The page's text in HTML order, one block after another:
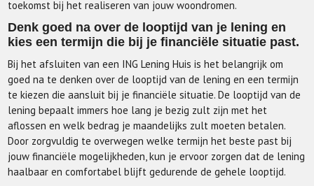
toekomst bij het realiseren van jouw woondromen.
Denk goed na over de looptijd van je lening en
kies een termijn die bij je financiële situatie past.
Bij het afsluiten van een ING Lening Huis is het belangrijk om
goed na te denken over de looptijd van de lening en een termijn
te kiezen die aansluit bij je financiële situatie. De looptijd van de
lening bepaalt immers hoe lang je bezig zult zijn met het
aflossen en welk bedrag je maandelijks zult moeten betalen.
Door zorgvuldig te overwegen welke termijn het beste past bij
jouw financiële mogelijkheden, kun je ervoor zorgen dat de lening
haalbaar en comfortabel blijft gedurende de gehele looptijd.